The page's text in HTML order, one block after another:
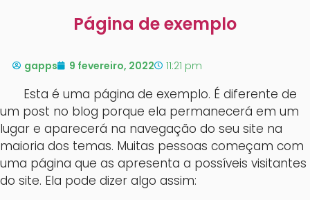
Página de exemplo
gapps 9 fevereiro, 2022 11:21 pm
Esta é uma página de exemplo. É diferente de
um post no blog porque ela permanecerá em um
lugar e aparecerá na navegação do seu site na
maioria dos temas. Muitas pessoas começam com
uma página que as apresenta a possíveis visitantes
do site. Ela pode dizer algo assim: